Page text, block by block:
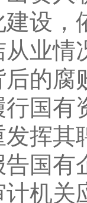
设
业情
的腐
有资
挥其
国有
关应